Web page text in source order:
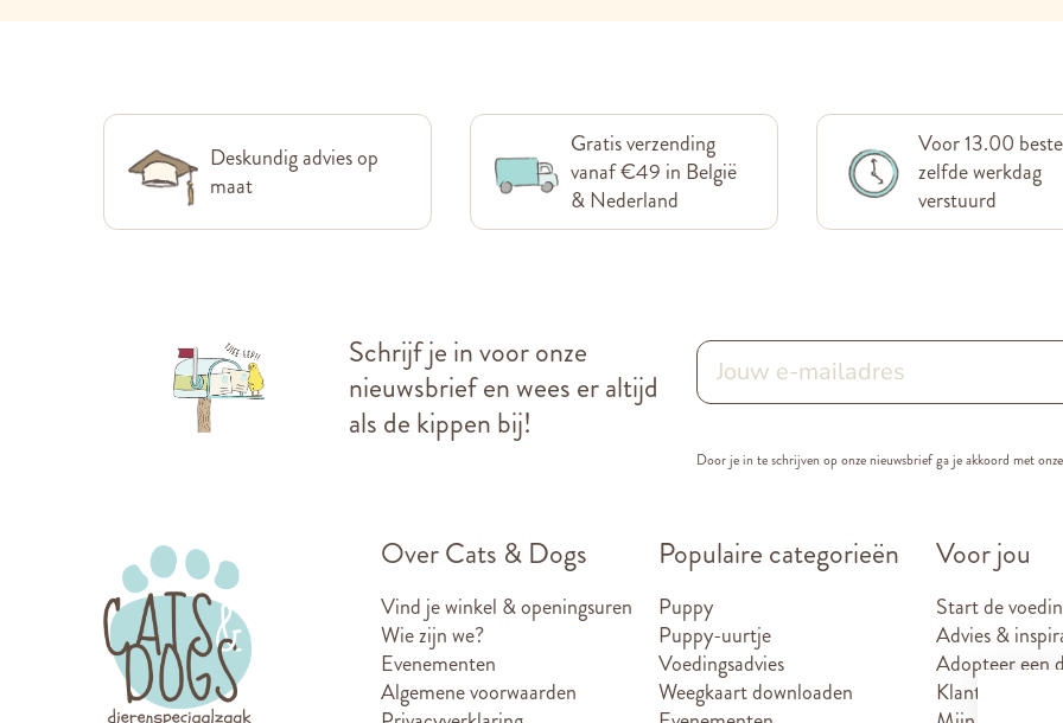
Deskundig advies op
maat
Gratis verzending
vanaf €49 in België
& Nederland
Voor 13.00
zelfde werkdag
verstuurd
Schrijf je in voor onze
nieuwsbrief en wees er altijd
als de kippen bij!
Door je in te schrijven op onze nieuwsbrief ga je akkoord met
Over Cats & Dogs
Vind je winkel & openingsuren
Wie zijn we?
Evenementen
Algemene voorwaarden
Populaire categorieën
Puppy
Puppy-uurtje
Voedingsadvies
Weegkaart downloaden
Voor jou
Start de
Advies &
Adopteer een
Klantenkaart